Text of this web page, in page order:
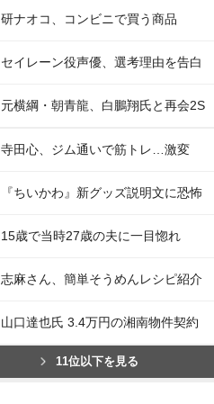
研ナオコ、コンビニで買う商品
セイレーン役声優、選考理由を告白
元横綱・朝青龍、白鵬翔氏と再会2S
寺田心、ジム通いで筋トレ…激変
『ちいかわ』新グッズ説明文に恐怖
15歳で当時27歳の夫に一目惚れ
志麻さん、簡単そうめんレシピ紹介
山口達也氏 3.4万円の湘南物件契約
11位以下を見る